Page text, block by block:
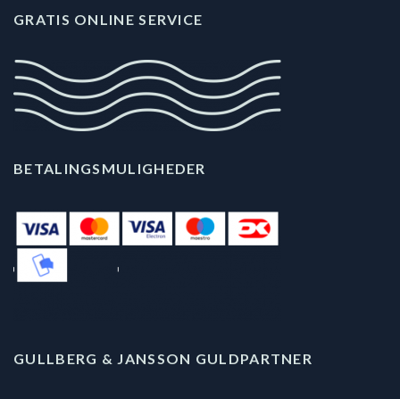
GRATIS ONLINE SERVICE
BETALINGSMULIGHEDER
GULLBERG & JANSSON GULDPARTNER